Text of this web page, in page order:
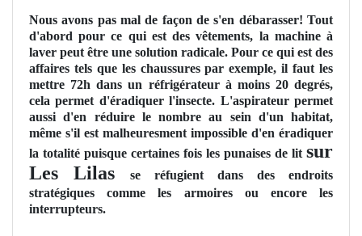
Nous avons pas mal de façon de s'en débarasser! Tout
d'abord pour ce qui est des vêtements, la machine à
laver peut être une solution radicale. Pour ce qui est des
affaires tels que les chaussures par exemple, il faut les
mettre 72h dans un réfrigérateur à moins 20 degrés,
cela permet d'éradiquer l'insecte. L'aspirateur permet
aussi d'en réduire le nombre au sein d'un habitat,
même s'il est malheuresment impossible d'en éradiquer
la totalité puisque certaines fois les punaises de lit sur
Les Lilas
se réfugient dans des endroits
stratégiques comme les armoires ou encore les
interrupteurs.